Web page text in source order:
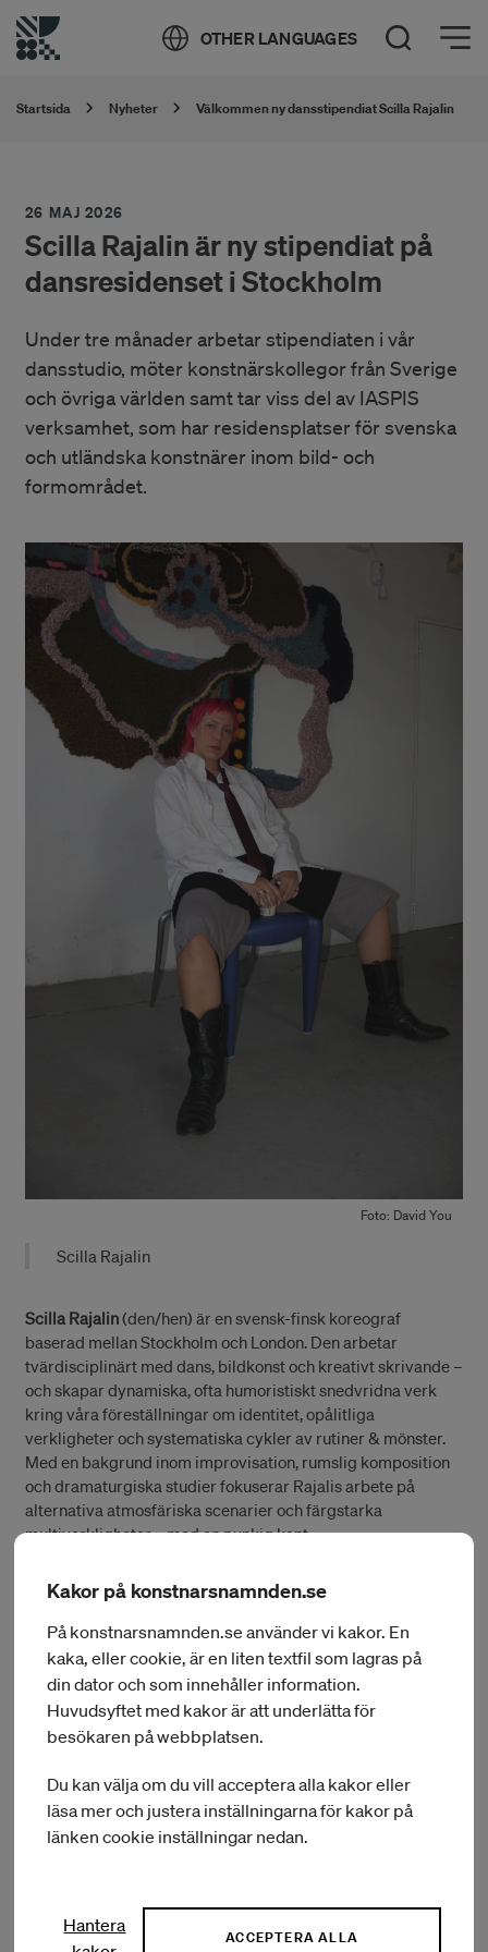
OTHER LANGUAGES Öppna sök
Öppna meny
Startsida Nyheter Välkommen ny dansstipendiat Scilla Rajalin
26 MAJ 2026
Scilla Rajalin är ny stipendiat på
dansresidenset i Stockholm
Under tre månader arbetar stipendiaten i vår
dansstudio, möter konstnärskollegor från Sverige
och övriga världen samt tar viss del av IASPIS
verksamhet, som har residensplatser för svenska
och utländska konstnärer inom bild- och
formområdet.
Foto: David You
Scilla Rajalin
Scilla Rajalin(den/hen) är en svensk-finsk koreograf
baserad mellan Stockholm och London. Den arbetar
tvärdisciplinärt med dans, bildkonst och kreativt skrivande –
och skapar dynamiska, ofta humoristiskt snedvridna verk
kring våra föreställningar om identitet, opålitliga
verkligheter och systematiska cykler av rutiner & mönster.
Med en bakgrund inom improvisation, rumslig komposition
och dramaturgiska studier fokuserar Rajalis arbete på
alternativa atmosfäriska scenarier och färgstarka
multiverkligheter – med en punkig kant.
Under residenset kommer den att fördjupa sig i solo-arbete,
för att utforska var den egna kroppen får plats i det kreativa
(och vanligtvis gruppfokuserade) skapandet. Den kommer
även att sammarbeta med konstnären & musikern Lou
Venturini, för att vidareutveckla de fysiska relationerna
mellan elektronisk musik och kroppsliga upplevelser.
Mer om stipendiaten Scilla Rajalin
Kakor på konstnarsnamnden.se
På konstnarsnamnden.se använder vi kakor. En
kaka, eller cookie, är en liten textfil som lagras på
din dator och som innehåller information.
Huvudsyftet med kakor är att underlätta för
besökaren på webbplatsen.
Du kan välja om du vill acceptera alla kakor eller
läsa mer och justera inställningarna för kakor på
länken cookie inställningar nedan.
Hantera
ACCEPTERA ALLA